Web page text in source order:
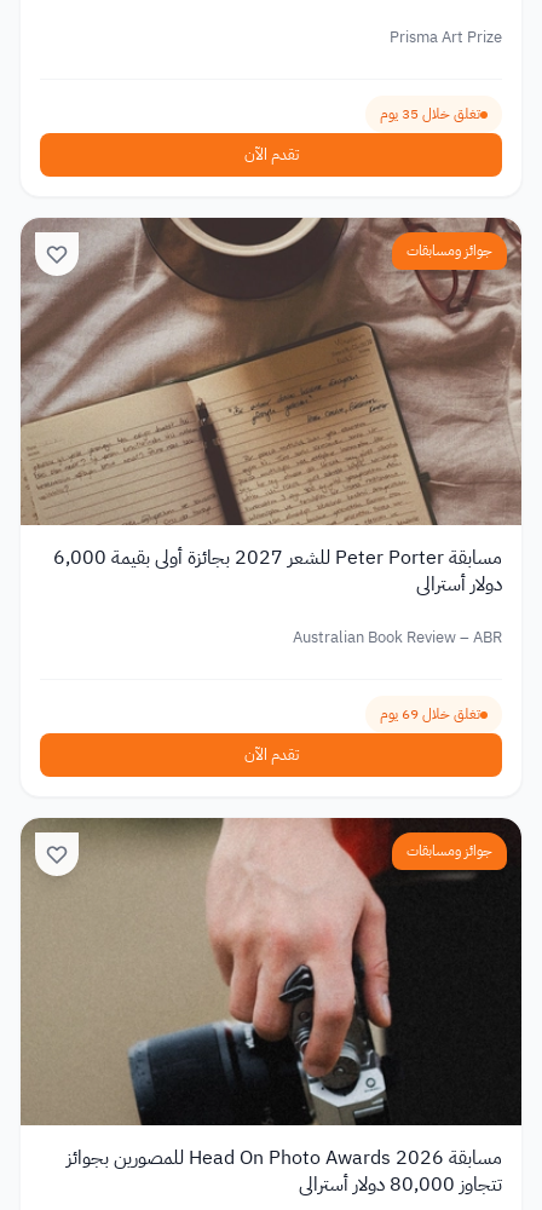
Prisma Art Prize
تغلق خلال 35 يوم
تقدم الآن
جوائز ومسابقات
مسابقة Peter Porter للشعر 2027 بجائزة أولى بقيمة 6,000
دولار أسترالي
Australian Book Review – ABR
تغلق خلال 69 يوم
تقدم الآن
جوائز ومسابقات
مسابقة Head On Photo Awards 2026 للمصورين بجوائز
تتجاوز 80,000 دولار أسترالي